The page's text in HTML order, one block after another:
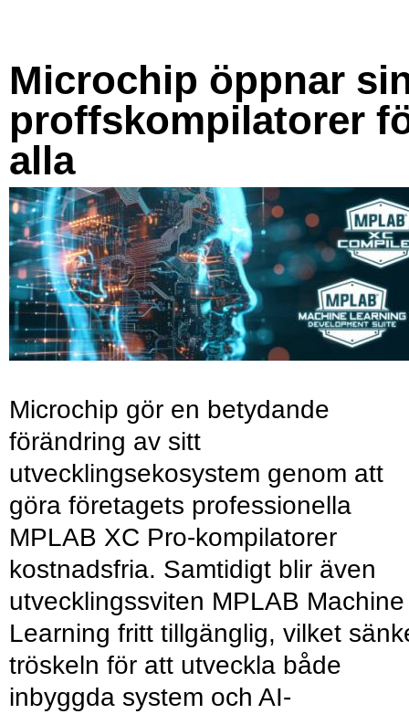
Microchip öppnar
proffskompilatorer
alla
Microchip gör en betydande
förändring av sitt
utvecklingsekosystem genom att
göra företagets professionella
MPLAB XC Pro-kompilatorer
kostnadsfria. Samtidigt blir även
utvecklingssviten MPLAB Machine
Learning fritt tillgänglig, vilket
tröskeln för att utveckla både
inbyggda system och AI-